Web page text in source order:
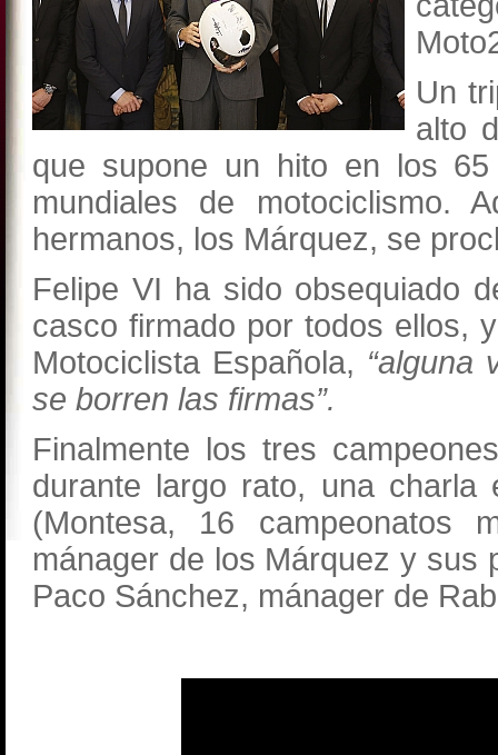
Un
alto
que supone un hito en los
mundiales de motociclismo.
hermanos, los Márquez, se
Felipe VI ha sido obsequiado
casco firmado por todos ellos,
Motociclista Española, “alguna
se borren las firmas”.
Finalmente los tres
durante largo rato, una charla
(Montesa, 16 campeonatos
mánager de los Márquez y sus
Paco Sánchez, mánager de